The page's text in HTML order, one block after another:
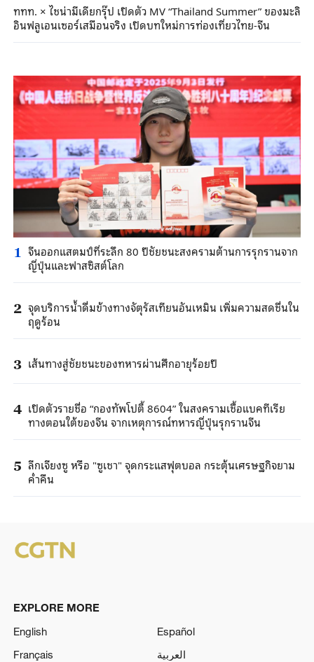
ททท. × ไชน่ามีเดียกรุ๊ป เปิดตัว MV “Thailand Summer” ของมะลิ
อินฟลูเอนเซอร์เสมือนจริง เปิดบทใหม่การท่องเที่ยวไทย-จีน
1 จีนออกแสตมป์ที่ระลึก 80 ปีชัยชนะสงครามต้านการรุกรานจาก
ญี่ปุ่นและฟาสซิสต์โลก
2 จุดบริการน้ำดื่มข้างทางจัตุรัสเทียนอันเหมิน เพิ่มความสดชื่นใน
ฤดูร้อน
3 เส้นทางสู่ชัยชนะของทหารผ่านศึกอายุร้อยปี
4 เปิดตัวรายชื่อ “กองทัพโปตี้ 8604” ในสงครามเชื้อแบคทีเรีย
ทางตอนใต้ของจีน จากเหตุการณ์ทหารญี่ปุ่นรุกรานจีน
5 ลีกเจียงซู หรือ "ซูเชา" จุดกระแสฟุตบอล กระตุ้นเศรษฐกิจยาม
ค่ำคืน
EXPLORE MORE
English
Español
Français
العربية